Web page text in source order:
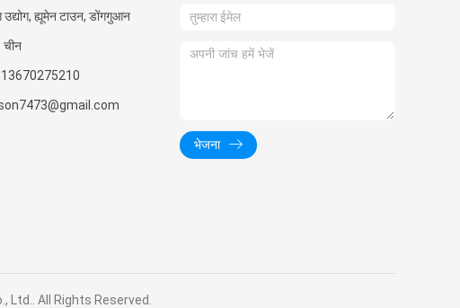
उद्योग, ह्यूमेन टाउन, डोंगगुआन
चीन
भेजना
Ltd.. All Rights Reserved.